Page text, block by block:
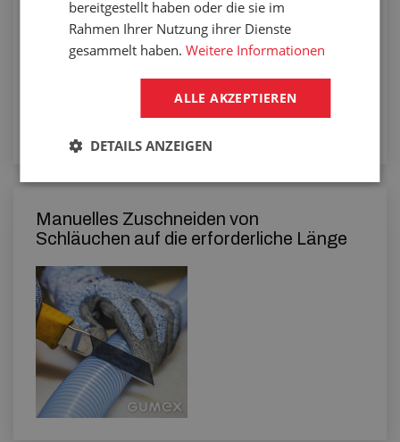
Manuelles Zuschneiden von
Schläuchen auf die erforderliche Länge
bereitgestellt haben oder die sie im
Rahmen Ihrer Nutzung ihrer Dienste
gesammelt haben.Weitere Informationen
ALLE AKZEPTIEREN
DETAILS ANZEIGEN